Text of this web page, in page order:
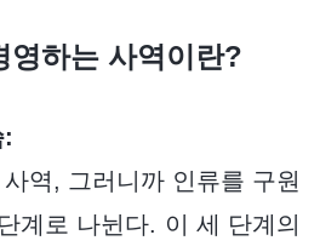
영하는 사역이란?
역, 그러니까 인류를 구원
계로 나뉜다. 이 세 단계의